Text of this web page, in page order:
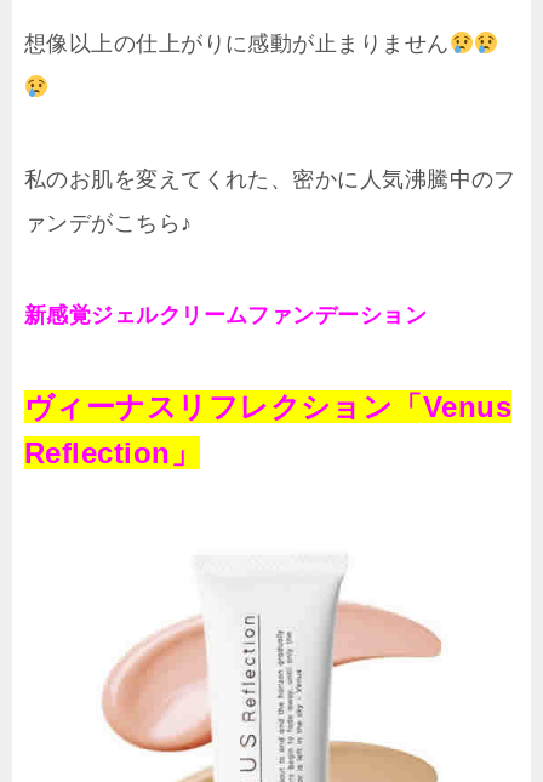
想像以上の仕上がりに感動が止まりません
私のお肌を変えてくれた、密かに人気沸騰中のフ
ァンデがこちら♪
新感覚ジェルクリームファンデーション
ヴィーナスリフレクション「Venus
Reflection 」